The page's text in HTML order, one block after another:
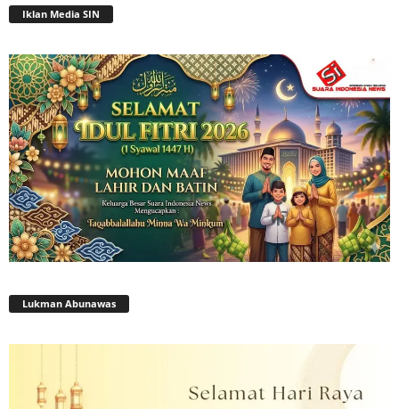
Iklan Media SIN
Lukman Abunawas